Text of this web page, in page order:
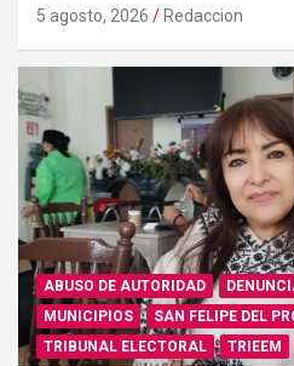
5 agosto, 2026 Redaccion
ABUSO DE AUTORIDAD
MUNICIPIOS
SAN FELIPE DEL
TRIBUNAL ELECTORAL
TRIEEM